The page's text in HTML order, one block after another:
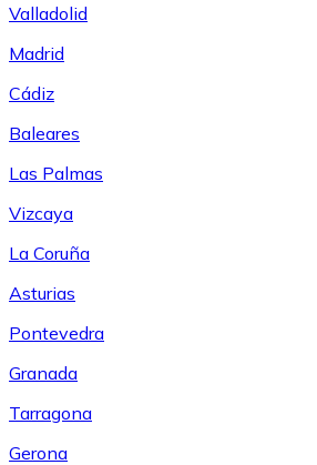
Valladolid
Madrid
Cádiz
Baleares
Las Palmas
Vizcaya
La Coruña
Asturias
Pontevedra
Granada
Tarragona
Gerona